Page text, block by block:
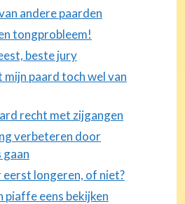
andere paarden
tongprobleem!
beste jury
paard toch wel van
recht met zijgangen
verbeteren door
eerst longeren, of niet?
piaffe eens bekijken